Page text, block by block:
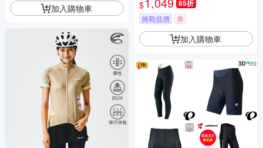
加入購物車
$
85折
挑戰低價 券
加入購物車